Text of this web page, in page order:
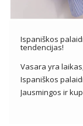
Ispaniškos
tendencijas!
Vasara yra
Ispaniškos
Jausmingos ir